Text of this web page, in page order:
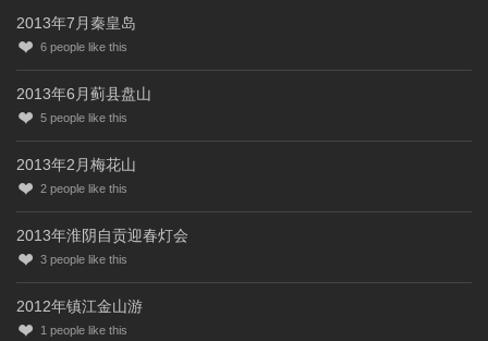
2013年7月秦皇岛
6 people like this
2013年6月蓟县盘山
5 people like this
2013年2月梅花山
2 people like this
2013年淮阴自贡迎春灯会
3 people like this
2012年镇江金山游
1 people like this